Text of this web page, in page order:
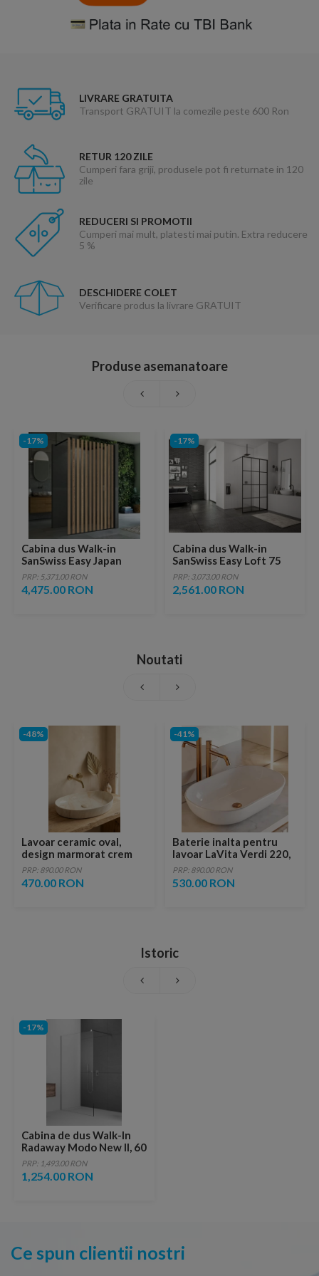
LIVRARE GRATUITA
Transport GRATUIT la comezile peste 600 Ron
RETUR 120 ZILE
Cumperi fara griji, produsele pot fi returnate in 120
zile
REDUCERI SI PROMOTII
Cumperi mai mult, platesti mai putin. Extra reducere
5 %
DESCHIDERE COLET
Verificare produs la livrare GRATUIT
Produse asemanatoare
-17%
Cabina dus Walk-in
SanSwiss Easy Japan
STR4P 120xH200 cm,
profil negru mat
PRP: 5,371.00 RON
4,475.00 RON
-17%
Cabina dus Walk-in
SanSwiss Easy Loft 75
Industries 80 x H200 cm
profil negru mat
PRP: 3,073.00 RON
2,561.00 RON
Noutati
-48%
Lavoar ceramic oval,
design marmorat crem
lucios cu vene aurii,
ventil inclus
PRP: 890.00 RON
470.00 RON
-41%
Baterie inalta pentru
lavoar LaVita Verdi 220,
fara ventil, brushed
copper
PRP: 890.00 RON
530.00 RON
Istoric
-17%
Cabina de dus Walk-In
Radaway Modo New II, 60
x H200 cm, sticla
transparenta
PRP: 1,493.00 RON
1,254.00 RON
Ce spun clientii nostri